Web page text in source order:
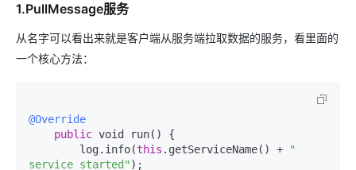
1.PullMessage服务
从名字可以看出来就是客户端从服务端拉取数据的服务，看里面的
一个核心方法：
@Override
public void run() {
        log.info(
this .getServiceName() +
"
service started" );